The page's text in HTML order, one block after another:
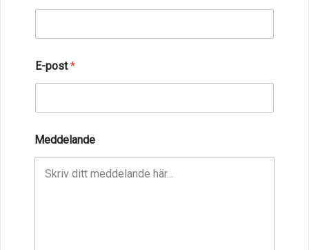
E-post*
Meddelande